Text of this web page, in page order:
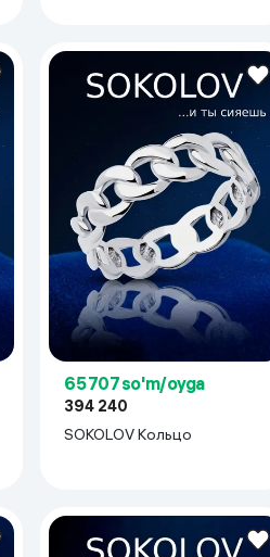
65 707 so'm/oyga
394 240
SOKOLOV Кольцо